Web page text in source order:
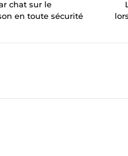
chat sur le
en toute sécurité